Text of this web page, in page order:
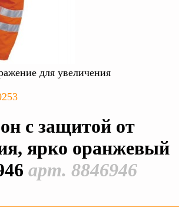
для увеличения
с защитой от
ярко оранжевый
арт. 8846946